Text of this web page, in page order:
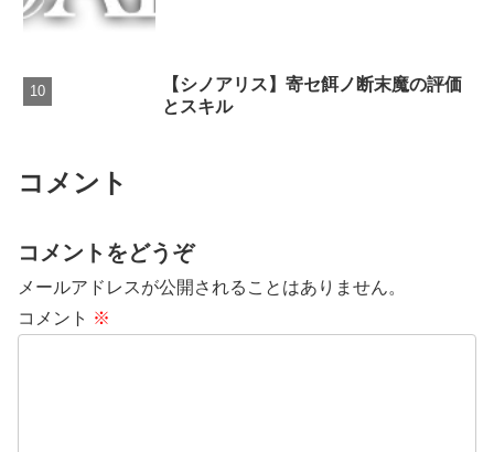
【シノアリス】寄セ餌ノ断末魔の評価
とスキル
コメント
コメントをどうぞ
メールアドレスが公開されることはありません。
コメント ※